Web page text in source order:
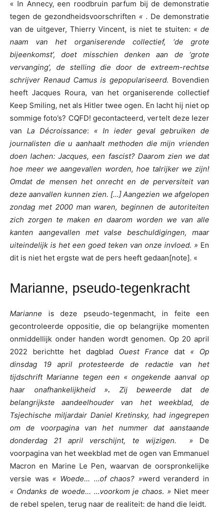
« In Annecy, een roodbruin parfum bij de demonstratie
tegen de gezondheidsvoorschriften « . De demonstratie
van de uitgever, Thierry Vincent, is niet te stuiten: « de
naam van het organiserende collectief, ‘de grote
bijeenkomst’, doet misschien denken aan de ‘grote
vervanging’, de stelling die door de extreem-rechtse
schrijver Renaud Camus is gepopulariseerd. Bovendien
heeft Jacques Roura, van het organiserende collectief
Keep Smiling, net als Hitler twee ogen. En lacht hij niet op
sommige foto’s? CQFD! gecontacteerd, vertelt deze lezer
van La Décroissance: « In ieder geval gebruiken de
journalisten die u aanhaalt methoden die mijn vrienden
doen lachen: Jacques, een fascist? Daarom zien we dat
hoe meer we aangevallen worden, hoe talrijker we zijn!
Omdat de mensen het onrecht en de perversiteit van
deze aanvallen kunnen zien. […] Aangezien we afgelopen
zondag met 2000 man waren, beginnen de autoriteiten
zich zorgen te maken en daarom worden we van alle
kanten aangevallen met valse beschuldigingen, maar
uiteindelijk is het een goed teken van onze invloed. » En
dit is niet het ergste wat de pers heeft gedaan[note]. «
Marianne, pseudo-tegenkracht
Marianne is deze pseudo-tegenmacht, in feite een
gecontroleerde oppositie, die op belangrijke momenten
onmiddellijk onder handen wordt genomen. Op 20 april
2022 berichtte het dagblad Ouest France dat « Op
dinsdag 19 april protesteerde de redactie van het
tijdschrift Marianne tegen een « ongekende aanval op
haar onafhankelijkheid ». Zij beweerde dat de
belangrijkste aandeelhouder van het weekblad, de
Tsjechische miljardair Daniel Kretinsky, had ingegrepen
om de voorpagina van het nummer dat aanstaande
donderdag 21 april verschijnt, te wijzigen. » De
voorpagina van het weekblad met de ogen van Emmanuel
Macron en Marine Le Pen, waarvan de oorspronkelijke
versie was « Woede… …of chaos? »werd veranderd in
« Ondanks de woede… …voorkom je chaos. » Niet meer
de rebel spelen, terug naar de realiteit: de hand die leidt.